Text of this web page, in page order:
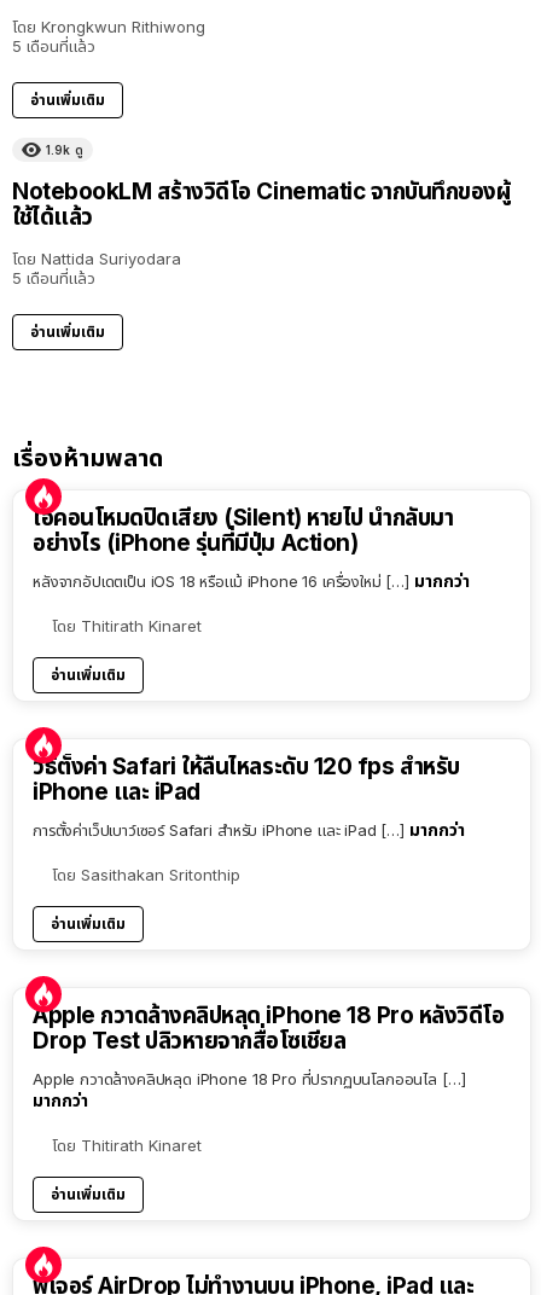
โดย Krongkwun Rithiwong
5 เดือนที่แล้ว
อ่านเพิ่มเติม
1.9k ดู
NotebookLM สร้างวิดีโอ Cinematic จากบันทึกของผู้
ใช้ได้แล้ว
โดย Nattida Suriyodara
5 เดือนที่แล้ว
อ่านเพิ่มเติม
เรื่องห้ามพลาด
ไอคอนโหมดปิดเสียง (Silent) หายไป นำกลับมา
อย่างไร (iPhone รุ่นที่มีปุ่ม Action)
หลังจากอัปเดตเป็น iOS 18 หรือแม้ iPhone 16 เครื่องใหม่ […] มากกว่า
โดย Thitirath Kinaret
อ่านเพิ่มเติม
วิธีตั้งค่า Safari ให้ลื่นไหลระดับ 120 fps สำหรับ
iPhone และ iPad
การตั้งค่าเว็ปเบาว์เซอร์ Safari สำหรับ iPhone และ iPad […] มากกว่า
โดย Sasithakan Sritonthip
อ่านเพิ่มเติม
Apple กวาดล้างคลิปหลุด iPhone 18 Pro หลังวิดีโอ
Drop Test ปลิวหายจากสื่อโซเชียล
Apple กวาดล้างคลิปหลุด iPhone 18 Pro ที่ปรากฏบนโลกออนไล […]
มากกว่า
โดย Thitirath Kinaret
อ่านเพิ่มเติม
ฟีเจอร์ AirDrop ไม่ทำงานบน iPhone, iPad และ